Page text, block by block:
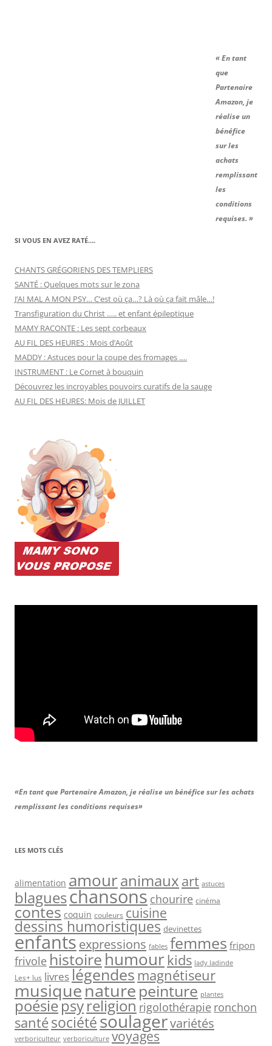
« En tant
que
Partenaire
Amazon, je
réalise un
bénéfice
sur les
achats
remplissant
les
conditions
requises. »
SI VOUS EN AVEZ RATÉ….
CHANTS GRÉGORIENS DES TEMPLIERS
SANTÉ : Quelques mots sur le zona
J’AI MAL A MON PSY… C’est où ça…? Là où ça fait mâle…!
Transfiguration du Christ ….. et enfant épileptique
MAMY RACONTE : Les sept corbeaux
AU FIL DES HEURES : Mois d’Août
MADDY : Astuces pour la coupe des fromages ….
INSTRUMENT : Le Cornet à bouquin
Découvrez les incroyables pouvoirs curatifs de la sauge
AU FIL DES HEURES: Mois de JUILLET
«En tant que Partenaire Amazon, je réalise un bénéfice sur les achats
remplissant les conditions requises»
LES MOTS CLÉS
alimentation amouranimaux art astuces
blagueschansons chourire cinéma
contes coquin couleurs cuisine
dessins humoristiques devinettes
enfantsexpressions fables femmes fripon
frivole histoire humour kids lady ladinde
Les+ lus livreslégendes magnétiseur
musiquenature peinture plantes
poésiepsyreligion rigolothérapie ronchon
santésociétésoulagervariétés
verboriculteur verboriculture voyages